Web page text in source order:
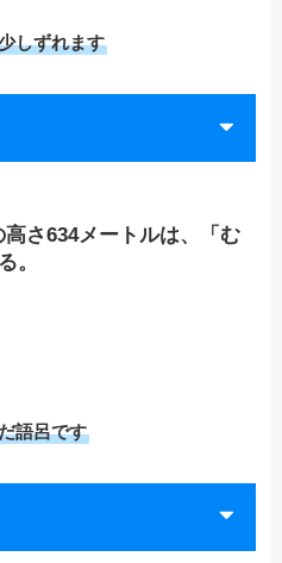
しずれます
さ634メートルは、「む
。
語呂です